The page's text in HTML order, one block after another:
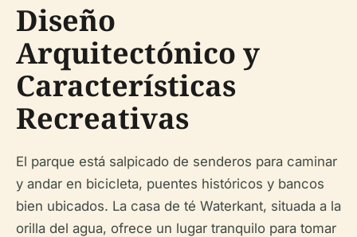
Diseño
Arquitectónico y
Características
Recreativas
El parque está salpicado de senderos para caminar
y andar en bicicleta, puentes históricos y bancos
bien ubicados. La casa de té Waterkant, situada a la
orilla del agua, ofrece un lugar tranquilo para tomar